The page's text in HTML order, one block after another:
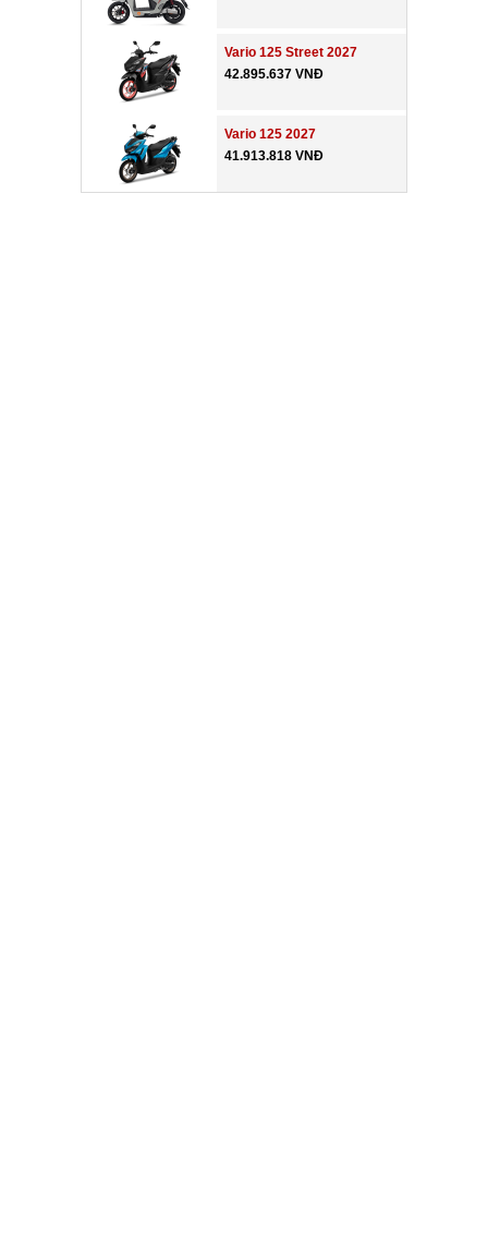
Vario 125 Street 2027
42.895.637 VNĐ
Vario 125 2027
41.913.818 VNĐ